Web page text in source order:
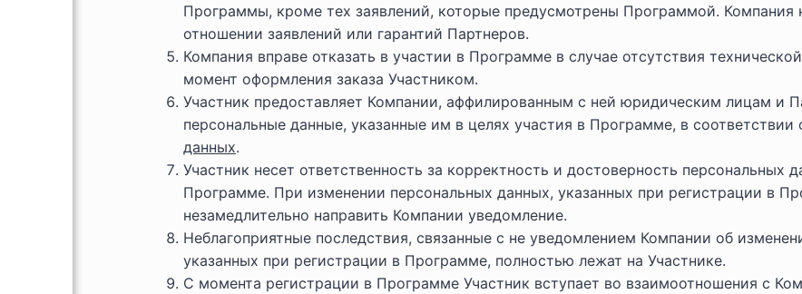
Программы, кроме тех заявлений, которые предусмотрены Программой. Компания
отношении заявлений или гарантий Партнеров.
Компания вправе отказать в участии в Программе в случае отсутствия
момент оформления заказа Участником.
Участник предоставляет Компании, аффилированным с ней юридическим лицам и
персональные данные, указанные им в целях участия в Программе, в соответствии
данных.
Участник несет ответственность за корректность и достоверность персональных
Программе. При изменении персональных данных, указанных при регистрации в
незамедлительно направить Компании уведомление.
Неблагоприятные последствия, связанные с не уведомлением Компании об
указанных при регистрации в Программе, полностью лежат на Участнике.
С момента регистрации в Программе Участник вступает во взаимоотношения с